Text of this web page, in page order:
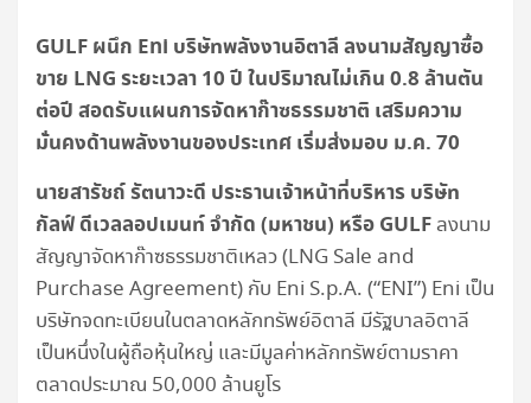
GULF ผนึก Eni บริษัทพลังงานอิตาลี ลงนามสัญญาซื้อ
ขาย LNG ระยะเวลา 10 ปี ในปริมาณไม่เกิน 0.8 ล้านตัน
ต่อปี สอดรับแผนการจัดหาก๊าซธรรมชาติ เสริมความ
มั่นคงด้านพลังงานของประเทศ เริ่มส่งมอบ ม.ค. 70
นายสารัชถ์ รัตนาวะดี ประธานเจ้าหน้าที่บริหาร บริษัท
กัลฟ์ ดีเวลลอปเมนท์ จำกัด (มหาชน) หรือGULF ลงนาม
สัญญาจัดหาก๊าซธรรมชาติเหลว (LNG Sale and
Purchase Agreement) กับ Eni S.p.A. (“ENI”) Eni เป็น
บริษัทจดทะเบียนในตลาดหลักทรัพย์อิตาลี มีรัฐบาลอิตาลี
เป็นหนึ่งในผู้ถือหุ้นใหญ่ และมีมูลค่าหลักทรัพย์ตามราคา
ตลาดประมาณ 50,000 ล้านยูโร